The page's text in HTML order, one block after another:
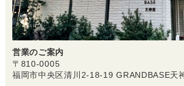
営業のご案内
〒810-0005
福岡市中央区清川2-18-19 GRANDBASE天